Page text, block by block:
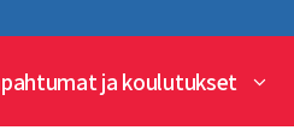
ja koulutukset